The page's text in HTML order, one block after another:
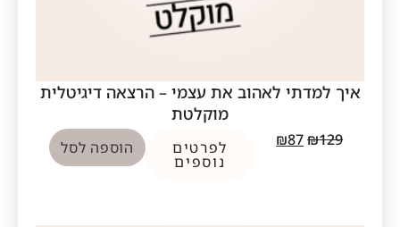
איך למדתי לאהוב את עצמי – הרצאה דיגיטלית
מוקלטת
₪129
₪87 לפרטים
נוספים
הוספה לסל